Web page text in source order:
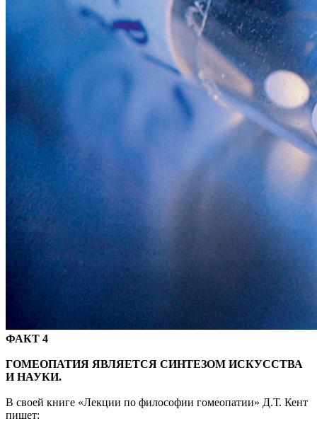
ФАКТ 4
ГОМЕОПАТИЯ ЯВЛЯЕТСЯ СИНТЕЗОМ ИСКУССТВА
И НАУКИ.
В своей книге «Лекции по философии гомеопатии» Д.Т. Кент
пишет: